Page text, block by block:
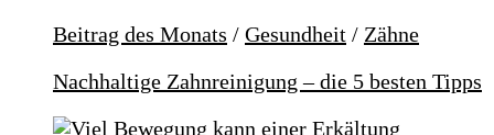
Beitrag des Monats / Gesundheit / Zähne
Nachhaltige Zahnreinigung – die 5 besten Tipps